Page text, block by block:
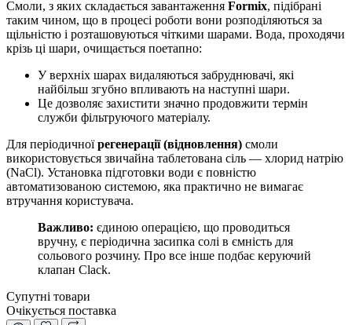
Смоли, з яких складається завантаження Formix, підібрані
таким чином, що в процесі роботи вони розподіляються за
щільністю і розташовуються чіткими шарами. Вода, проходячи
крізь ці шари, очищається поетапно:
У верхніх шарах видаляються забруднювачі, які
найбільш згубно впливають на наступні шари.
Це дозволяє захистити значно продовжити термін
служби фільтруючого матеріалу.
Для періодичноїрегенерації (відновлення) смоли
використовується звичайна таблетована сіль — хлорид натрію
(NaCl). Установка підготовки води є повністю
автоматизованою системою, яка практично не вимагає
втручання користувача.
Важливо: єдиною операцією, що проводиться
вручну, є періодична засипка солі в ємність для
сольового розчину. Про все інше подбає керуючий
клапан Clack.
Супутні товари
Очікується поставка